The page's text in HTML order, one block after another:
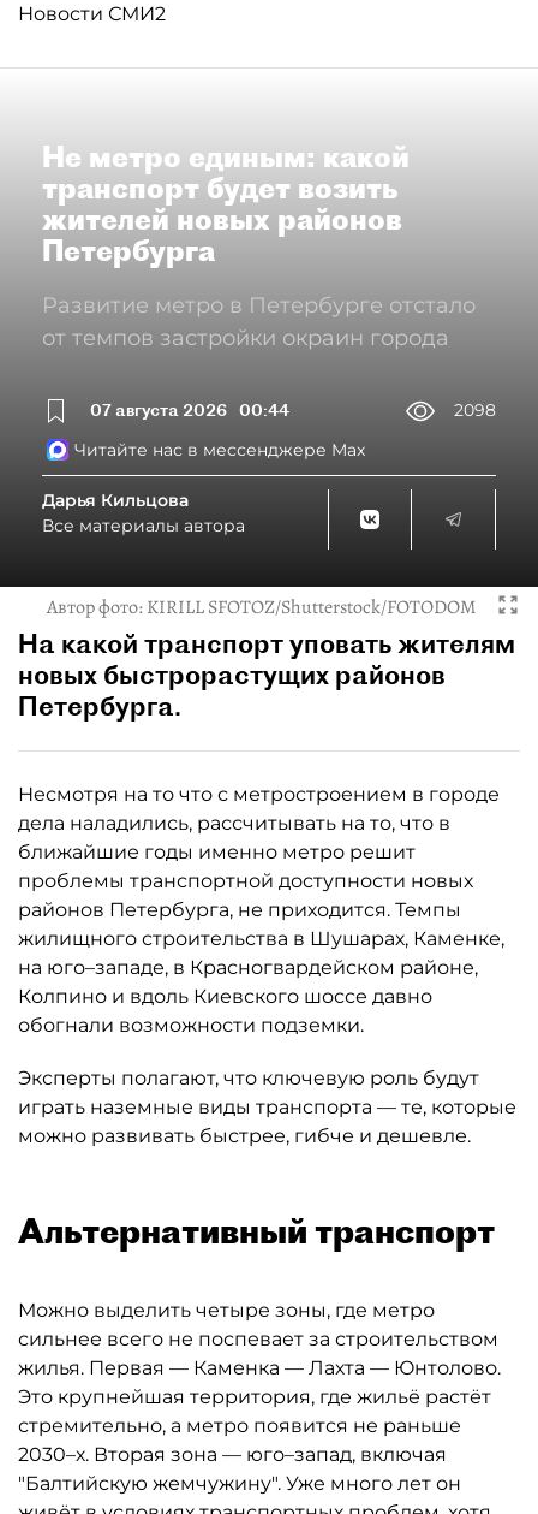
Новости СМИ2
Не метро единым: какой
транспорт будет возить
жителей новых районов
Петербурга
Развитие метро в Петербурге отстало
от темпов застройки окраин города
07 августа 2026 00:44
2098
Читайте нас в мессенджере Max
Дарья Кильцова
Все материалы автора
Автор фото:KIRILL SFOTOZ/Shutterstock/FOTODOM
На какой транспорт уповать жителям
новых быстрорастущих районов
Петербурга.
Несмотря на то что с метростроением в городе
дела наладились, рассчитывать на то, что в
ближайшие годы именно метро решит
проблемы транспортной доступности новых
районов Петербурга, не приходится. Темпы
жилищного строительства в Шушарах, Каменке,
на юго–западе, в Красногвардейском районе,
Колпино и вдоль Киевского шоссе давно
обогнали возможности подземки.
Эксперты полагают, что ключевую роль будут
играть наземные виды транспорта — те, которые
можно развивать быстрее, гибче и дешевле.
Альтернативный транспорт
Можно выделить четыре зоны, где метро
сильнее всего не поспевает за строительством
жилья. Первая — Каменка — Лахта — Юнтолово.
Это крупнейшая территория, где жильё растёт
стремительно, а метро появится не раньше
2030–х. Вторая зона — юго–запад, включая
"Балтийскую жемчужину". Уже много лет он